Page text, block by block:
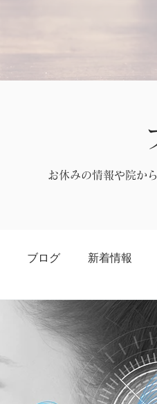
お休みの情報や院か
ブログ 新着情報
四十肩、五十肩の改善